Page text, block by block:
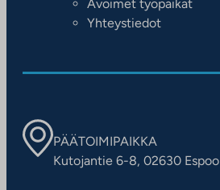
Avoimet työpaikat
Yhteystiedot
PÄÄTOIMIPAIKKA
Kutojantie 6-8, 02630 Espoo